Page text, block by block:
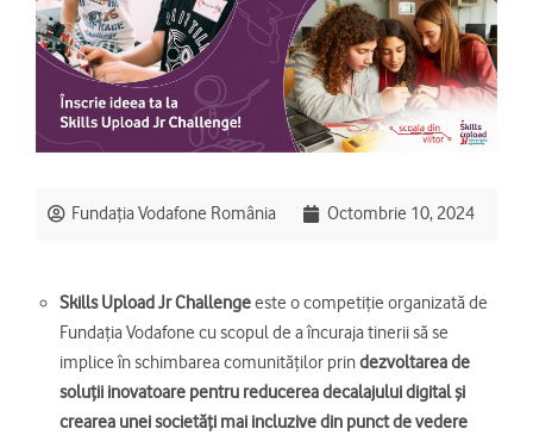
Fundația Vodafone România Octombrie 10, 2024
Skills Upload Jr Challengeeste o competiție organizată de
Fundația Vodafone cu scopul de a încuraja tinerii să se
implice în schimbarea comunităților prindezvoltarea de
soluții inovatoare pentru reducerea decalajului digital și
crearea unei societăți mai incluzive din punct de vedere